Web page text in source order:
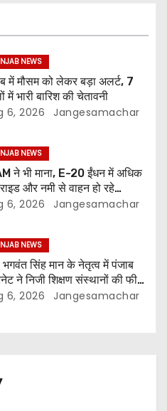
NEWS
में मौसम को लेकर बड़ा अलर्ट, 7
में भारी बारिश की चेतावनी
6, 2026 Jangesamachar
NEWS
ने भी माना, E-20 ईंधन में अधिक
और नमी से वाहन हो रहे
अरविंद केजरीवाल
6, 2026 Jangesamachar
NEWS
भगवंत सिंह मान के नेतृत्व में पंजाब
ने निजी शिक्षण संस्थानों की फीस
(संशोधन) विधेयक-2026 को
6, 2026 Jangesamachar